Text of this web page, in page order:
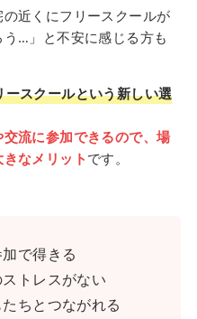
近くにフリースクールが
…」と不安に感じる方も
スクールという新しい選
流に参加できるので、場
なメリット です。
で得きる
トレスがない
ちとつながれる